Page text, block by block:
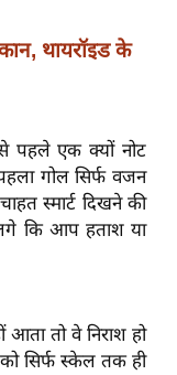
थायरॉइड के
पहले एक क्यों नोट
गोल सिर्फ वजन
स्मार्ट दिखने की
कि आप हताश या
तो वे निराश हो
सिर्फ स्केल तक ही